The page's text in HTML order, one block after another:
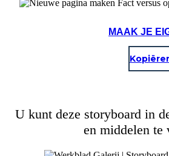
MAAK JE
U kunt deze storyboard in
en middelen te